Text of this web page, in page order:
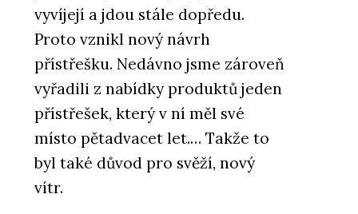
vyvíjejí a jdou stále dopředu.
Proto vznikl nový návrh
přístřešku. Nedávno jsme zároveň
vyřadili z nabídky produktů jeden
přístřešek, který v ní měl své
místo pětadvacet let.… Takže to
byl také důvod pro svěží, nový
vítr.